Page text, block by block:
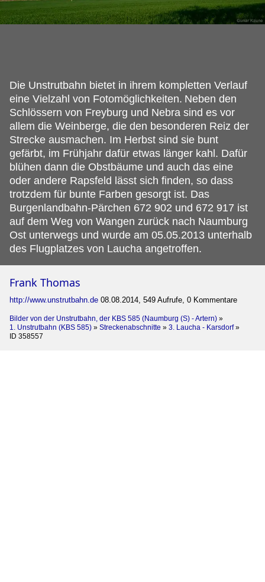
Die Unstrutbahn bietet in ihrem kompletten Verlauf
eine Vielzahl von Fotomöglichkeiten. Neben den
Schlössern von Freyburg und Nebra sind es vor
allem die Weinberge, die den besonderen Reiz der
Strecke ausmachen. Im Herbst sind sie bunt
gefärbt, im Frühjahr dafür etwas länger kahl. Dafür
blühen dann die Obstbäume und auch das eine
oder andere Rapsfeld lässt sich finden, so dass
trotzdem für bunte Farben gesorgt ist. Das
Burgenlandbahn-Pärchen 672 902 und 672 917 ist
auf dem Weg von Wangen zurück nach Naumburg
Ost unterwegs und wurde am 05.05.2013 unterhalb
des Flugplatzes von Laucha angetroffen.
Frank Thomas
http://www.unstrutbahn.de 08.08.2014, 549 Aufrufe, 0 Kommentare
Bilder von der Unstrutbahn, der KBS 585 (Naumburg (S) - Artern) »
1. Unstrutbahn (KBS 585) » Streckenabschnitte » 3. Laucha - Karsdorf»
ID 358557